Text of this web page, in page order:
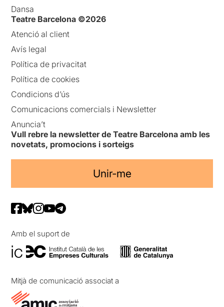
Dansa
Teatre Barcelona ©2026
Atenció al client
Avís legal
Política de privacitat
Política de cookies
Condicions d’ús
Comunicacions comercials i Newsletter
Anuncia’t
Vull rebre la newsletter de Teatre Barcelona amb les
novetats, promocions i sorteigs
Unir-me
Amb el suport de
Mitjà de comunicació associat a